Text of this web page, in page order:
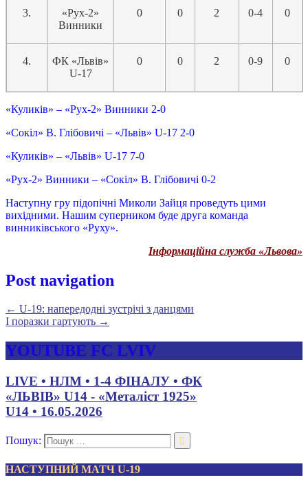
3.
«Рух-2»
Винники
0 0 2 0-4 0
4.
ФК «Львів»
U-17
0 0 2 0-9 0
«Куликів» – «Рух-2» Винники 2-0
«Сокіл» В. Глібовичі – «Львів» U-17 2-0
«Куликів» – «Львів» U-17 7-0
«Рух-2» Винники – «Сокіл» В. Глібовичі 0-2
Наступну гру підопічні Миколи Зайця проведуть цими
вихідними. Нашим суперником буде друга команда
винниківського «Руху».
Інформаційна служба «Львова»
Post navigation
← U-19: напередодні зустрічі з данцями
І поразки гартують →
YOUTUBE FC LVIV
LIVE • НЛМ • 1-4 ФІНАЛУ • ФК
«ЛЬВІВ» U14 - «Металіст 1925»
U14 • 16.05.2026
Пошук:
НАСТУПНИЙ МАТЧ U-19